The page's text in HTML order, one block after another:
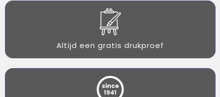
Altijd een gratis drukproef